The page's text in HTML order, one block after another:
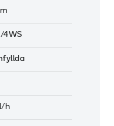
m
4WS
l/h